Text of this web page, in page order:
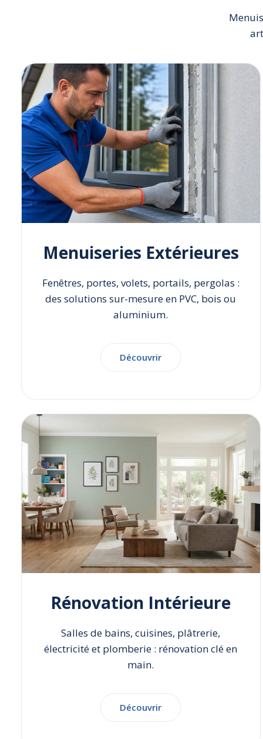
Menuiseries Extérieures
Fenêtres, portes, volets, portails, pergolas :
des solutions sur-mesure en PVC, bois ou
aluminium.
Découvrir
Rénovation Intérieure
Salles de bains, cuisines, plâtrerie,
électricité et plomberie : rénovation clé en
main.
Découvrir